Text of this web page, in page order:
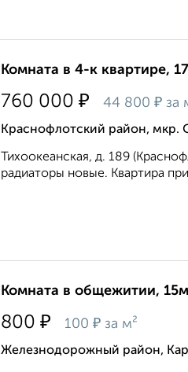
Комната в 4-к квартире,
760 000 ₽ 44 800 ₽ за
Краснофлотский район, мкр.
Тихоокеанская, д. 189
радиаторы новые. Квартира
Комната в общежитии,
800 ₽ 100 ₽ за м²
Железнодорожный район,